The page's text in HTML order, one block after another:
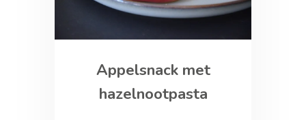
Appelsnack met
hazelnootpasta